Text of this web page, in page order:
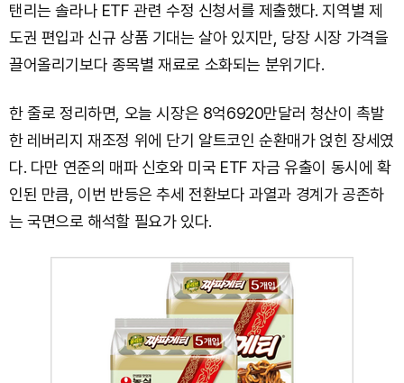
탠리는 솔라나 ETF 관련 수정 신청서를 제출했다. 지역별 제
도권 편입과 신규 상품 기대는 살아 있지만, 당장 시장 가격을
끌어올리기보다 종목별 재료로 소화되는 분위기다.
한 줄로 정리하면, 오늘 시장은 8억6920만달러 청산이 촉발
한 레버리지 재조정 위에 단기 알트코인 순환매가 얹힌 장세였
다. 다만 연준의 매파 신호와 미국 ETF 자금 유출이 동시에 확
인된 만큼, 이번 반등은 추세 전환보다 과열과 경계가 공존하
는 국면으로 해석할 필요가 있다.